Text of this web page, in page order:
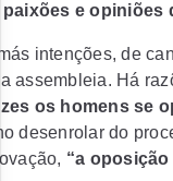
e opiniões
intenções, de
assembleia. Há
os homens se
desenrolar do
“a